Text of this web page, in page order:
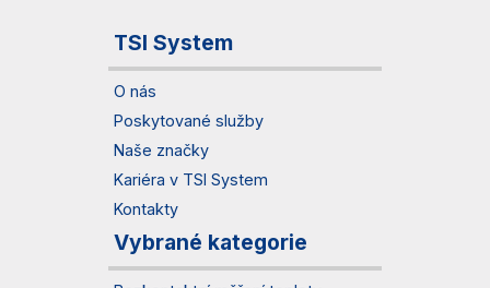
TSI System
O nás
Poskytované služby
Naše značky
Kariéra v TSI System
Kontakty
Vybrané kategorie